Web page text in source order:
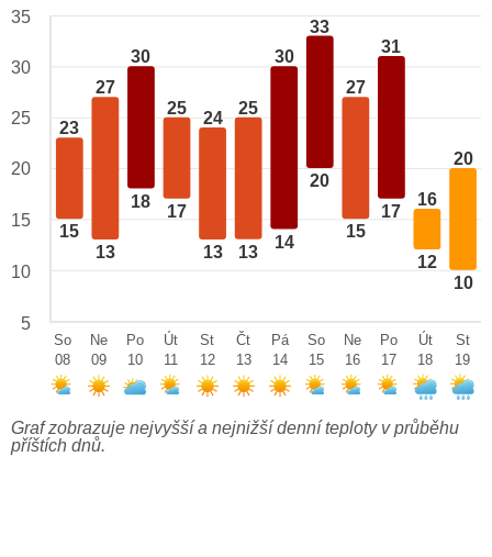
23
15
27
13
30
18
25
17
24
13
25
13
30
14
33
20
27
15
31
17
16
12
20
10
35
30
25
20
15
10
5
So
08
Ne
09
Po
10
Út
11
St
12
Čt
13
Pá
14
So
15
Ne
16
Po
17
Út
18
St
19
Graf zobrazuje nejvyšší a nejnižší denní teploty v průběhu
příštích dnů.